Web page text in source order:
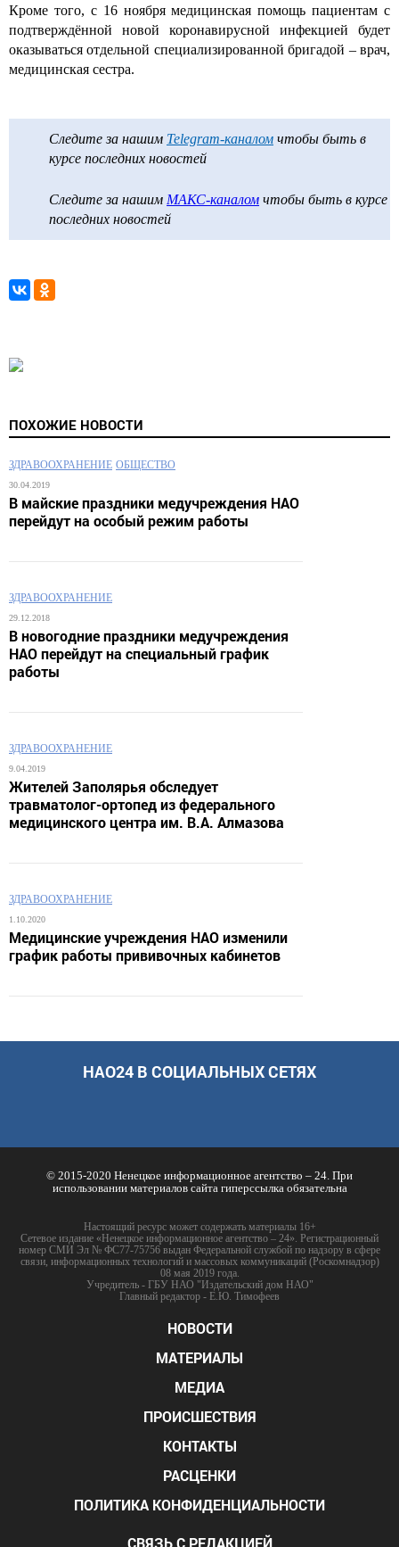
Кроме того, с 16 ноября медицинская помощь пациентам с
подтверждённой новой коронавирусной инфекцией будет
оказываться отдельной специализированной бригадой – врач,
медицинская сестра.
Следите за нашим Telegram-каналом чтобы быть в
курсе последних новостей
Следите за нашим МАКС-каналом чтобы быть в курсе
последних новостей
ПОХОЖИЕ НОВОСТИ
ЗДРАВООХРАНЕНИЕ ОБЩЕСТВО
30.04.2019
В майские праздники медучреждения НАО
перейдут на особый режим работы
ЗДРАВООХРАНЕНИЕ
29.12.2018
В новогодние праздники медучреждения
НАО перейдут на специальный график
работы
ЗДРАВООХРАНЕНИЕ
9.04.2019
Жителей Заполярья обследует
травматолог-ортопед из федерального
медицинского центра им. В.А. Алмазова
ЗДРАВООХРАНЕНИЕ
1.10.2020
Медицинские учреждения НАО изменили
график работы прививочных кабинетов
НАО24 В СОЦИАЛЬНЫХ СЕТЯХ
© 2015-2020 Ненецкое информационное агентство – 24. При
использовании материалов сайта гиперссылка обязательна
Настоящий ресурс может содержать материалы 16+
Сетевое издание «Ненецкое информационное агентство – 24». Регистрационный
номер СМИ Эл № ФС77-75756 выдан Федеральной службой по надзору в сфере
связи, информационных технологий и массовых коммуникаций (Роскомнадзор)
08 мая 2019 года.
Учредитель - ГБУ НАО "Издательский дом НАО"
Главный редактор - Е.Ю. Тимофеев
НОВОСТИ
МАТЕРИАЛЫ
МЕДИА
ПРОИСШЕСТВИЯ
КОНТАКТЫ
РАСЦЕНКИ
ПОЛИТИКА КОНФИДЕНЦИАЛЬНОСТИ
СВЯЗЬ С РЕДАКЦИЕЙ